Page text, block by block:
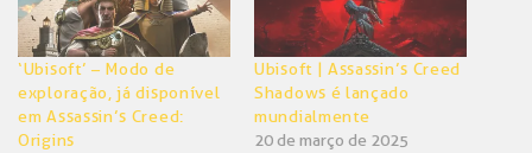
‘Ubisoft’ – Modo de
exploração, já disponível
em Assassin’s Creed:
Origins
Ubisoft | Assassin’s Creed
Shadows é lançado
mundialmente
20 de março de 2025